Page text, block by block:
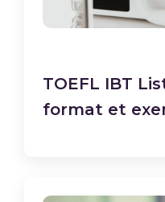
TOEFL IBT
format et